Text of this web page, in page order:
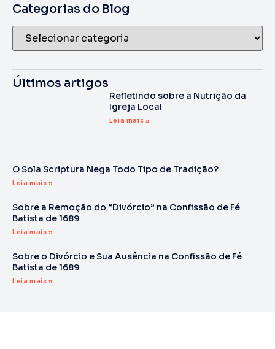
Categorias do Blog
Últimos artigos
Refletindo sobre a Nutrição da
Igreja Local
Leia mais »
O Sola Scriptura Nega Todo Tipo de Tradição?
Leia mais »
Sobre a Remoção do “Divórcio” na Confissão de Fé
Batista de 1689
Leia mais »
Sobre o Divórcio e Sua Ausência na Confissão de Fé
Batista de 1689
Leia mais »